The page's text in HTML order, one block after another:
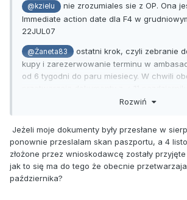
@kzielu
nie zrozumiales sie z OP. Ona
Immediate action date dla F4 w
22JUL07
@Żaneta83
ostatni krok, czyli zebranie
kupy i zarezerwowanie terminu w
od 6 tygodni do paru miesiecy. W chwili
visas/immigrate/the-immigrant-visa-
submit-forms-and-documents-to-the-
documents-to-the-nvc.html
Rozwiń
Jeżeli moje dokumenty były przesłane w
ponownie przeslalam skan paszportu, a 4
złożone przez wnioskodawcę zostały
jak to się ma do tego że obecnie przetwarzaja
października?